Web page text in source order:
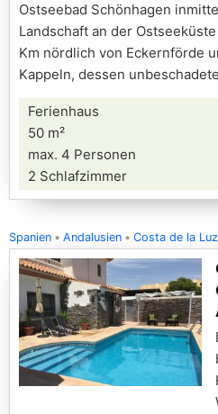
Ostseebad Schönhagen
Landschaft an der
Km nördlich von Eckernförde
Kappeln, dessen unbeschadete
Ferienhaus
50 m²
max. 4 Personen
2 Schlafzimmer
Spanien Andalusien Costa de la Luz